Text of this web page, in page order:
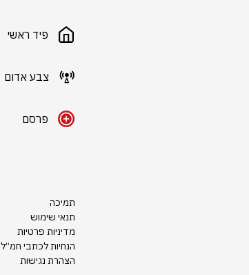
פיד ראשי
צבע אדום
פרסם
תמיכה
תנאי שימוש
מדיניות פרטיות
הנחיות לכתבי חמ״ל
הצהרת נגישות